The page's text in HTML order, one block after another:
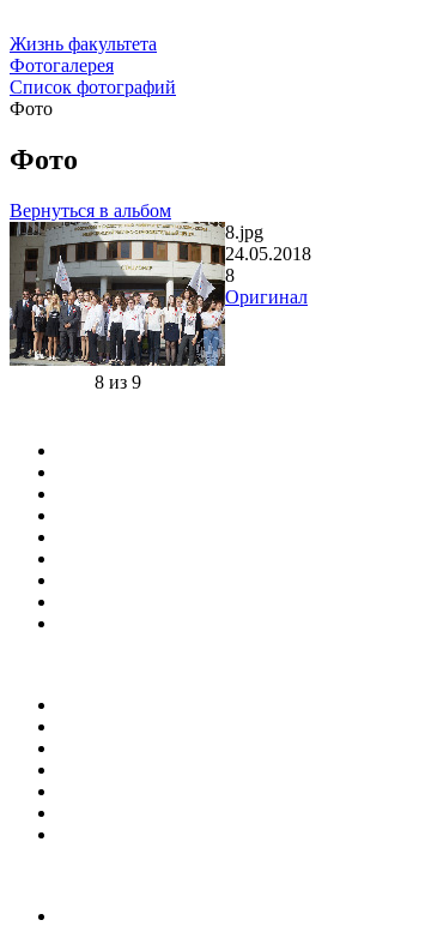
Жизнь факультета
Фотогалерея
Список фотографий
Фото
Фото
Вернуться в альбом
8 из 9
8.jpg
24.05.2018
8
Оригинал